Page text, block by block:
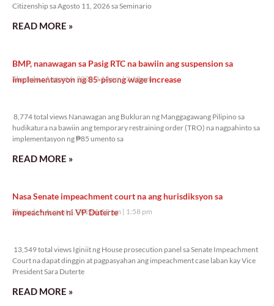
Citizenship sa Agosto 11, 2026 sa Seminario
READ MORE »
BMP, nanawagan sa Pasig RTC na bawiin ang suspension sa
implementasyon ng 85-pisong wage increase
Thursday, August 6, 2026 2:18 pm 2:18 pm
8,774 total views Nanawagan ang Bukluran ng Manggagawang Pilipino sa
hudikatura na bawiin ang temporary restraining order (TRO) na nagpahinto sa
implementasyon ng ₱85 umento sa
READ MORE »
Nasa Senate impeachment court na ang hurisdiksyon sa
impeachment ni VP Duterte
Thursday, August 6, 2026 1:58 pm 1:58 pm
13,549 total views Iginiit ng House prosecution panel sa Senate Impeachment
Court na dapat dinggin at pagpasyahan ang impeachment case laban kay Vice
President Sara Duterte
READ MORE »